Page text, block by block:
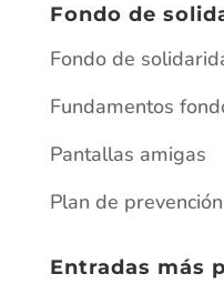
Fondo de
Fondo de
Fundamentos
Pantallas amigas
Plan de
Entradas más